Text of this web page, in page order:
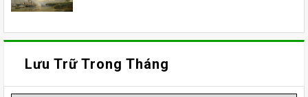
Lưu Trữ Trong Tháng